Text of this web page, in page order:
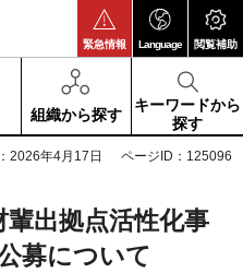
緊急情報 Language 閲覧補助
組織から探す
キーワードから
探す
2026年4月17日 ページID：125096
出拠点活性化事
募について